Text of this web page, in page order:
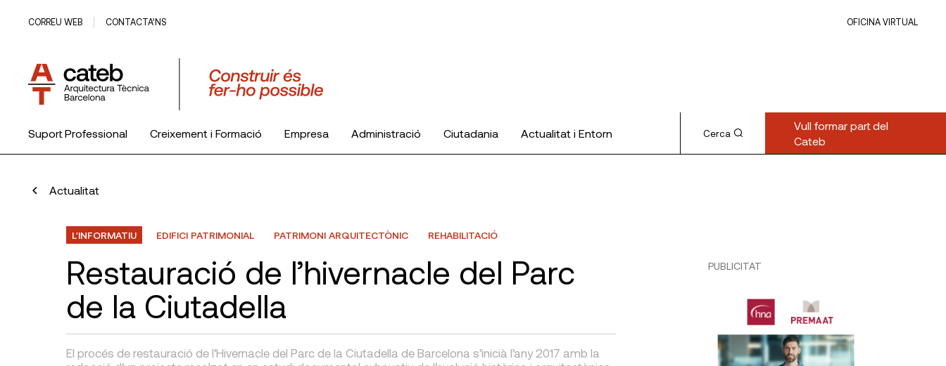
CORREU WEB CONTACTA’NS OFICINA VIRTUAL
Suport Professional Creixement i Formació Empresa Administració Ciutadania Actualitat i Entorn Cerca
Vull formar part del
Cateb
Actualitat
L'INFORMATIU EDIFICI PATRIMONIAL PATRIMONI ARQUITECTÒNIC REHABILITACIÓ
Restauració de l’hivernacle del Parc
de la Ciutadella
El procés de restauració de l’Hivernacle del Parc de la Ciutadella de Barcelona s’inicià l’any 2017 amb la
PUBLICITAT